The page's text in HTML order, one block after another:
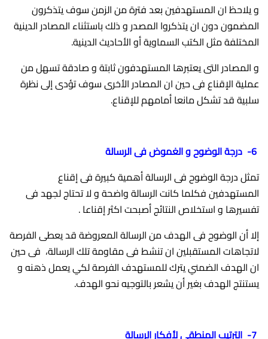
و يلاحظ ان المستهدفين بعد فترة من الزمن سوف يتذكرون
المضمون دون ان يتذكروا المصدر و ذلك باستثناء المصادر الدينية
المختلفة مثل الكتب السماوية أو الأحاديث الدينية.
و المصادر التى يعتبرها المستهدفون ثابتة و صادقة تسهل من
عملية الإقناع فى حين ان المصادر الأخرى سوف تؤدى إلى نظرة
سلبية قد تشكل مانعا أمامهم للإقناع.
تمثل درجة الوضوح فى الرسالة أهمية كبيرة فى إقناع
المستهدفين فكلما كانت الرسالة واضحة و لا تحتاج لجهد فى
تفسيرها و استخلاص النتائج أصبحت اكثر إقناعا .
إلا أن الوضوح فى الهدف من الرسالة المعروضة قد يعطى الفرصة
لاتجاهات المستقبلين ان تنشط فى مقاومة تلك الرسالة، فى حين
ان الهدف الضمني يترك للمستهدف الفرصة لكي يعمل ذهنه و
يستنتج الهدف بغير أن يشعر بالتوجيه نحو الهدف.